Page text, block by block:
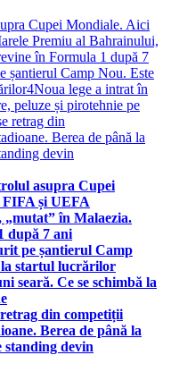
Cupei Mondiale. Aici
Premiu al Bahrainului,
în Formula 1 după 7
șantierul Camp Nou. Este
4Noua lege a intrat în
peluze și pirotehnie pe
retrag din
Berea de până la
devin
asupra Cupei
și UEFA
în Malaezia.
după 7 ani
pe șantierul Camp
la startul lucrărilor
seară. Ce se schimbă la
din competiții
Berea de până la
standing devin